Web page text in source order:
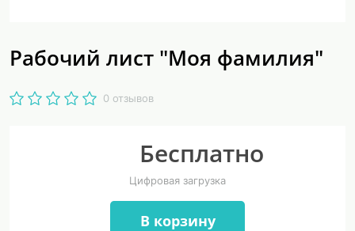
Рабочий лист "Моя фамилия"
0 отзывов
Бесплатно
Цифровая загрузка
В корзину